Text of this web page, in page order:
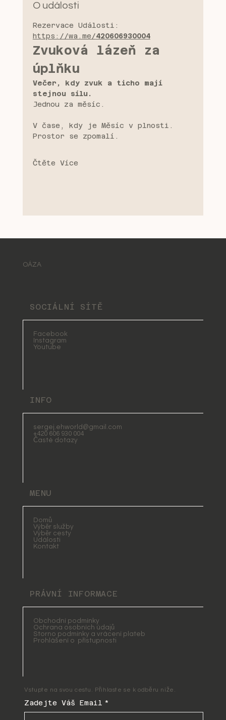
O události
Rezervace Události:
https://wa.me/420606930004
Zvuková lázeň za
úplňku
Večer, kdy zvuk a ticho mají
stejnou sílu.
Jednou za měsíc.
V čase, kdy je Měsíc v plnosti.
Prostor se zpomalí.
Čtěte Více
OÁZA
SOCIÁLNÍ SÍTĚ
Facebook
Instagram
Youtube
INFO
sergej.ehworld@gmail.com
+420 606 930 004
Časté dotazy
MENU
Domů
Výběr služby
Výběr cesty
Události
Kontakt
PRÁVNÍ INFORMACE
Obchodní podmínky
Ochrana osobních údajů
Storno podmínky a vrácení plateb
Prohlášení o přístupnosti
Vstupte na svou cestu. Přihlaste se k odběru níže.
Zadejte Váš Email *